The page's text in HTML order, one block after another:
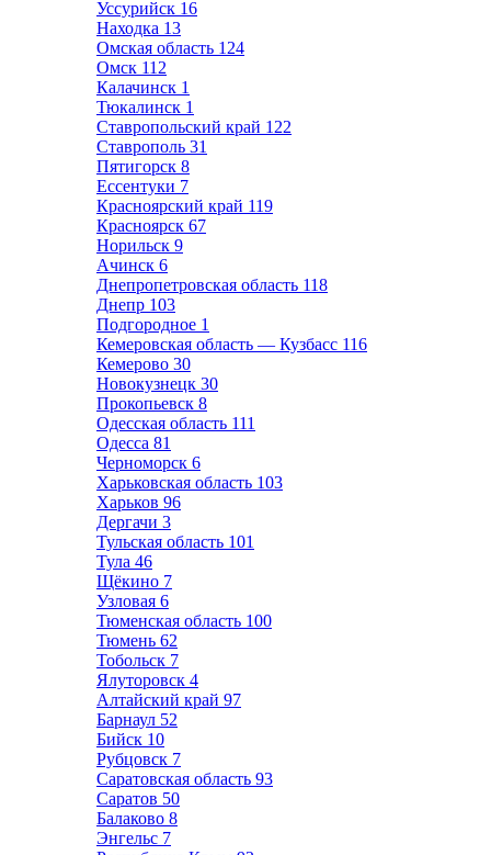
Уссурийск 16
Находка 13
Омская область 124
Омск 112
Калачинск 1
Тюкалинск 1
Ставропольский край 122
Ставрополь 31
Пятигорск 8
Ессентуки 7
Красноярский край 119
Красноярск 67
Норильск 9
Ачинск 6
Днепропетровская область 118
Днепр 103
Подгородное 1
Кемеровская область — Кузбасс 116
Кемерово 30
Новокузнецк 30
Прокопьевск 8
Одесская область 111
Одесса 81
Черноморск 6
Харьковская область 103
Харьков 96
Дергачи 3
Тульская область 101
Тула 46
Щёкино 7
Узловая 6
Тюменская область 100
Тюмень 62
Тобольск 7
Ялуторовск 4
Алтайский край 97
Барнаул 52
Бийск 10
Рубцовск 7
Саратовская область 93
Саратов 50
Балаково 8
Энгельс 7